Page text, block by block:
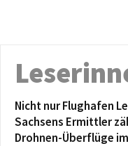
Nicht nur Flughafen
Sachsens Ermittler
Drohnen-Überflüge